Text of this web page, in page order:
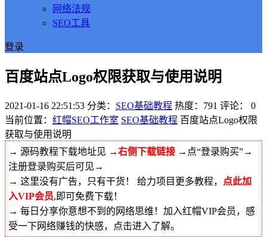
网络法规
SEO工具
登录
百度站点Logo权限获取与使用说明
2021-01-16 22:51:53 分类： SEO基础教程 热度：791 评论：
0
当前位置： 红帽SEO工作室 SEO基础教程 百度站点Logo权限
获取与使用说明
→ 源码教程下载地址见 →右侧下载链接 →点“登录购买”→
注册登录购买后可见→
→ 这里没有广告，只有干货！ 给力项目更多教程，
点此加
入VIP会员,即可免费下载！
→ 每日分享你意想不到的网络思维！加入红帽VIP会员，感
受一下网络赚钱的快感，点击进入了解。